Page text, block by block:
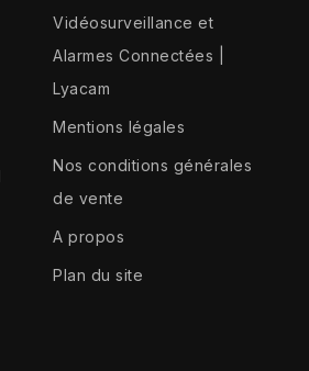
Vidéosurveillance et
Alarmes Connectées |
Lyacam
Mentions légales
Nos conditions générales
de vente
A propos
Plan du site